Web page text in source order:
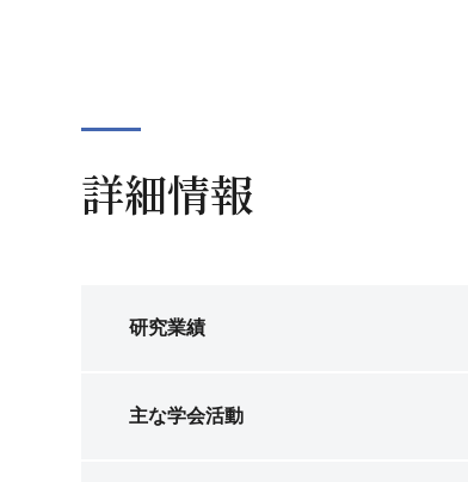
詳細情報
研究業績
主な学会活動